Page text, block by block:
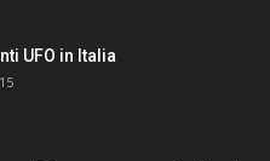
UFO in Italia